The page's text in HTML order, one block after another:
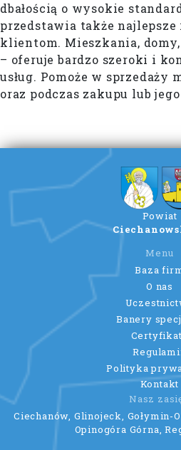
dbałością o wysokie
przedstawia także
klientom. Mieszkania,
– oferuje bardzo szeroki i
usług. Pomoże w sprzedaży
oraz podczas zakupu lub
Powiat
Menu
Baza
O nas
Banery
Polityka
Kontakt
Nasz
Ciechanów, Glinojeck, Gołymin-
Opinogóra Górna,